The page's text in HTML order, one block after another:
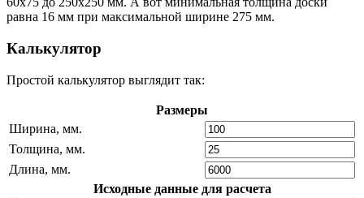
равна 16 мм при максимальной ширине 275 мм.
Калькулятор
Простой калькулятор выглядит так:
Размеры
Ширина, мм.
Толщина, мм.
Длина, мм.
Исходные данные для расчета